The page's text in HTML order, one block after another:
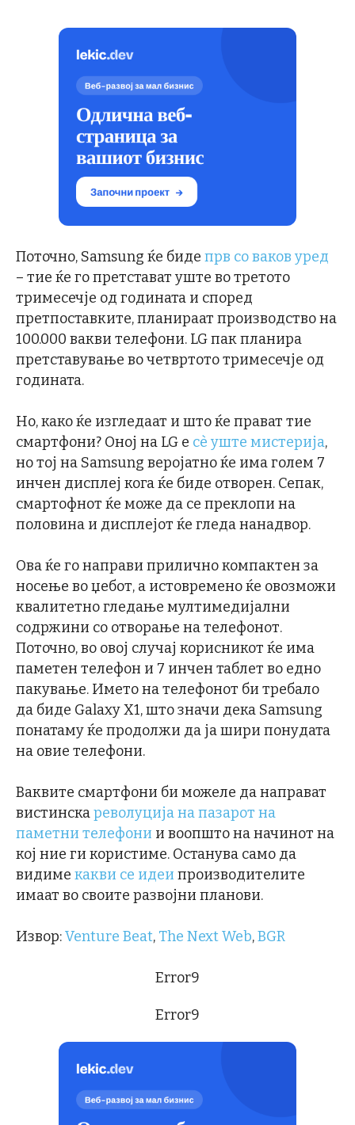
Поточно, Samsung ќе биде прв со ваков уред
– тие ќе го претстават уште во третото
тримесечје од годината и според
претпоставките, планираат производство на
100.000 вакви телефони. LG пак планира
претставување во четвртото тримесечје од
годината.
Но, како ќе изгледаат и што ќе прават тие
смартфони? Оној на LG е сѐ уште мистерија,
но тој на Samsung веројатно ќе има голем 7
инчен дисплеј кога ќе биде отворен. Сепак,
смартофнот ќе може да се преклопи на
половина и дисплејот ќе гледа нанадвор.
Ова ќе го направи прилично компактен за
носење во џебот, а истовремено ќе овозможи
квалитетно гледање мултимедијални
содржини со отворање на телефонот.
Поточно, во овој случај корисникот ќе има
паметен телефон и 7 инчен таблет во едно
пакување. Името на телефонот би требало
да биде Galaxy X1, што значи дека Samsung
понатаму ќе продолжи да ја шири понудата
на овие телефони.
Ваквите смартфони би можеле да направат
вистинскареволуција на пазарот на
паметни телефони и воопшто на начинот на
кој ние ги користиме. Останува само да
видиме какви се идеи производителите
имаат во своите развојни планови.
Извор:Venture Beat, The Next Web,BGR
Error9
Error9